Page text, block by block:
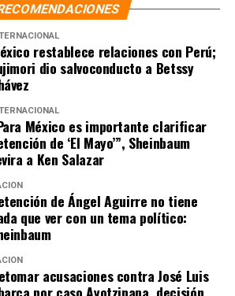
restablece relaciones con Perú;
dio salvoconducto a Betssy
México es importante clarificar
de ‘El Mayo’”, Sheinbaum
a Ken Salazar
de Ángel Aguirre no tiene
que ver con un tema político:
acusaciones contra José Luis
por caso Ayotzinapa, decisión